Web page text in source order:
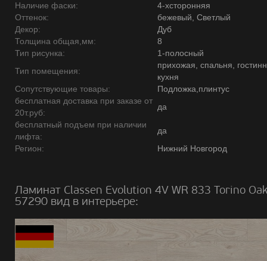
Наличие фаски:
4-хсторонняя
Оттенок:
бежевый, Светлый
Декор:
Дуб
Толщина общая,мм:
8
Тип рисунка:
1-полосный
Тип помещения:
прихожая, спальня,
кухня
Сопутствующие товары:
Подложка,плинтус
бесплатная доставка при заказе от
20т.руб:
да
бесплатный подъем при наличии
лифта:
да
Регион:
Нижний Новгород
Ламинат Classen Evolution 4V WR 833 Torino Oak
57290 вид в интерьере: